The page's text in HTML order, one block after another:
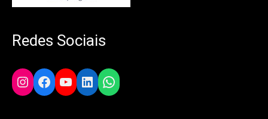
Redes Sociais
Instagram
Facebook
YouTube
LinkedIn
WhatsApp